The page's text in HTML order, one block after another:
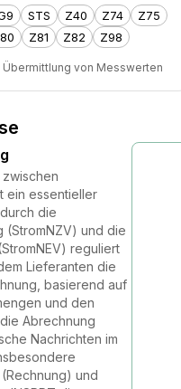
STS Z40 Z74
Z75
Z81 Z82 Z98
von Messwerten
ein essentieller
die
(StromNZV) und die
reguliert
Lieferanten die
basierend auf
und den
Abrechnung
Nachrichten im
und